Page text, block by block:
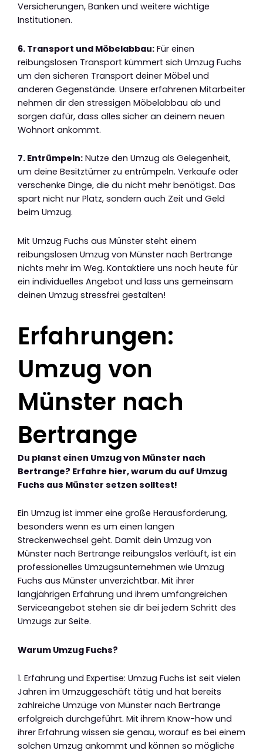
Versicherungen, Banken und weitere wichtige
Institutionen.
6. Transport und Möbelabbau: Für einen
reibungslosen Transport kümmert sich Umzug Fuchs
um den sicheren Transport deiner Möbel und
anderen Gegenstände. Unsere erfahrenen Mitarbeiter
nehmen dir den stressigen Möbelabbau ab und
sorgen dafür, dass alles sicher an deinem neuen
Wohnort ankommt.
7. Entrümpeln: Nutze den Umzug als Gelegenheit,
um deine Besitztümer zu entrümpeln. Verkaufe oder
verschenke Dinge, die du nicht mehr benötigst. Das
spart nicht nur Platz, sondern auch Zeit und Geld
beim Umzug.
Mit Umzug Fuchs aus Münster steht einem
reibungslosen Umzug von Münster nach Bertrange
nichts mehr im Weg. Kontaktiere uns noch heute für
ein individuelles Angebot und lass uns gemeinsam
deinen Umzug stressfrei gestalten!
Erfahrungen:
Umzug von
Münster nach
Bertrange
Du planst einen Umzug von Münster nach
Bertrange? Erfahre hier, warum du auf Umzug
Fuchs aus Münster setzen solltest!
Ein Umzug ist immer eine große Herausforderung,
besonders wenn es um einen langen
Streckenwechsel geht. Damit dein Umzug von
Münster nach Bertrange reibungslos verläuft, ist ein
professionelles Umzugsunternehmen wie Umzug
Fuchs aus Münster unverzichtbar. Mit ihrer
langjährigen Erfahrung und ihrem umfangreichen
Serviceangebot stehen sie dir bei jedem Schritt des
Umzugs zur Seite.
Warum Umzug Fuchs?
1. Erfahrung und Expertise: Umzug Fuchs ist seit vielen
Jahren im Umzuggeschäft tätig und hat bereits
zahlreiche Umzüge von Münster nach Bertrange
erfolgreich durchgeführt. Mit ihrem Know-how und
ihrer Erfahrung wissen sie genau, worauf es bei einem
solchen Umzug ankommt und können so mögliche